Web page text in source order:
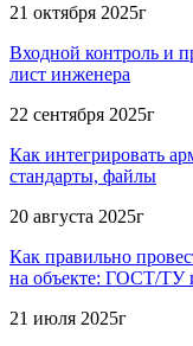
21 октября 2025г
Входной контроль и
лист инженера
22 сентября 2025г
Как интегрировать
стандарты, файлы
20 августа 2025г
Как правильно
на объекте: ГОСТ/ТУ
21 июля 2025г